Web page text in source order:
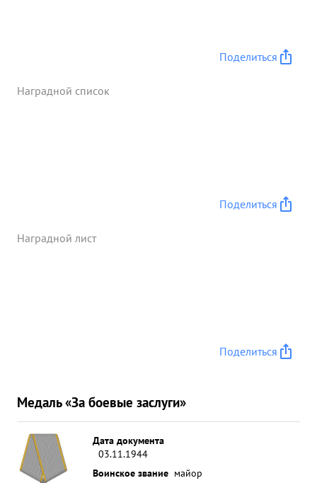
Поделиться
Наградной список
Поделиться
Наградной лист
Поделиться
Медаль «За боевые заслуги»
Дата документа
03.11.1944
Воинское звание майор